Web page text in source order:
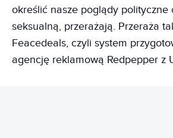
określić nasze poglądy polityczne
seksualną, przerażają. Przeraża
Feacedeals, czyli system
agencję reklamową Redpepper z